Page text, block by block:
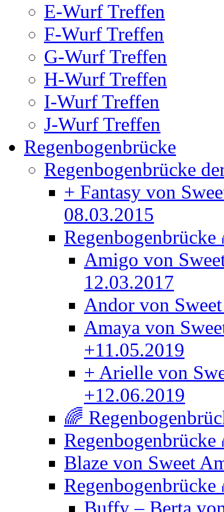
E-Wurf Treffen
F-Wurf Treffen
G-Wurf Treffen
H-Wurf Treffen
I-Wurf Treffen
J-Wurf Treffen
Regenbogenbrücke
Regenbogenbrücke
+ Fantasy von
08.03.2015
Amigo von
12.03.2017
Andor von
Amaya von
+11.05.2019
+ Arielle von
+12.06.2019
🌈
Blaze von Sweet